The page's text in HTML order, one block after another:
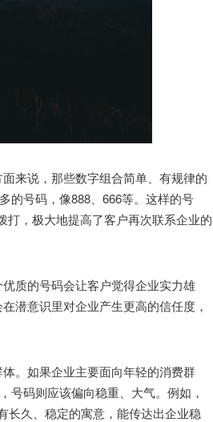
来说，那些数字组合简单、有规律的
的号码，像888、666等。这样的号
，极大地提高了客户再次联系企业的
质的号码会让客户觉得企业实力雄
潜意识里对企业产生更高的信任度，
。如果企业主要面向年轻的消费群
号码则应该偏向稳重、大气。例如，
长久、稳定的寓意，能传达出企业稳